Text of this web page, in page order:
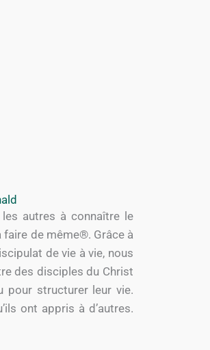
autres à connaître le
faire de même®. Grâce à
de vie à vie, nous
des disciples du Christ
pour structurer leur vie.
ont appris à d’autres.